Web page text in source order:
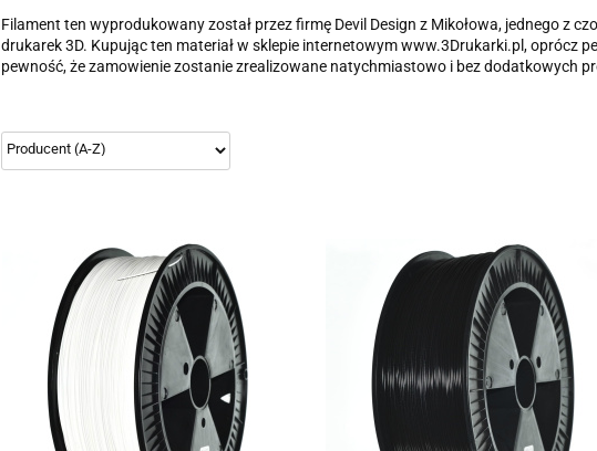
Filament ten wyprodukowany został przez firmę Devil Design z Mikołowa, jednego z
drukarek 3D. Kupując ten materiał w sklepie internetowym www.3Drukarki.pl, oprócz
pewność, że zamowienie zostanie zrealizowane natychmiastowo i bez dodatkowych